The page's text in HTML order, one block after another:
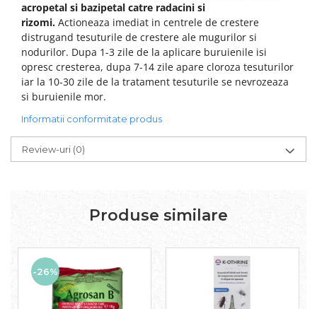
acropetal si bazipetal catre radacini si
rizomi. Actioneaza imediat in centrele de crestere
distrugand tesuturile de crestere ale mugurilor si
nodurilor. Dupa 1-3 zile de la aplicare buruienile isi
opresc cresterea, dupa 7-14 zile apare cloroza tesuturilor
iar la 10-30 zile de la tratament tesuturile se nevrozeaza
si buruienile mor.
Informatii conformitate produs
Review-uri (0)
Produse similare
-26%